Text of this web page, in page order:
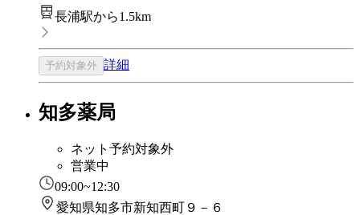
長浦駅から1.5km
予約対象外 詳細
知多薬局
ネット予約対象外
営業中
09:00~12:30
愛知県知多市新知西町９－６